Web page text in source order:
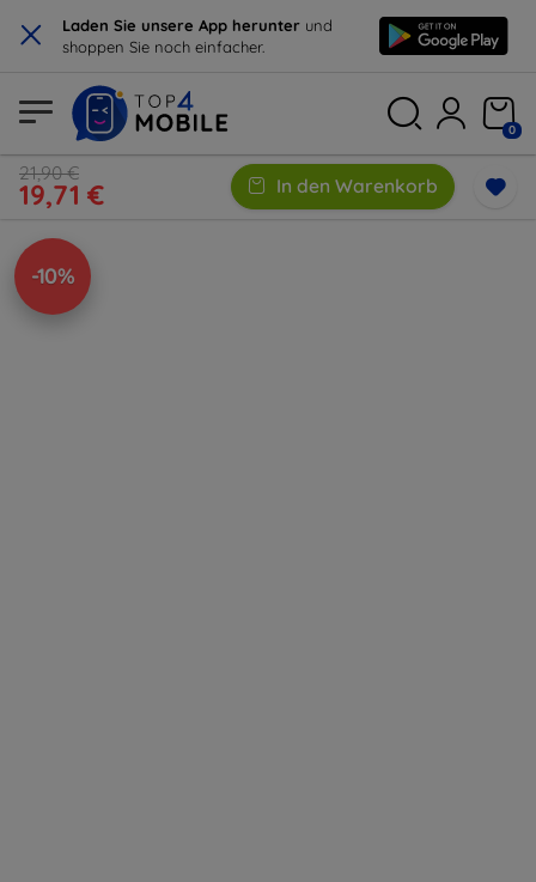
× Laden Sie unsere App herunter und
shoppen Sie noch einfacher.
0
21,90 €
19,71 € In den Warenkorb
-10%